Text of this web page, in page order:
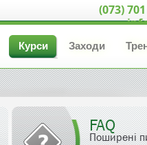
(073)
Курси Заходи
FAQ
Поширені